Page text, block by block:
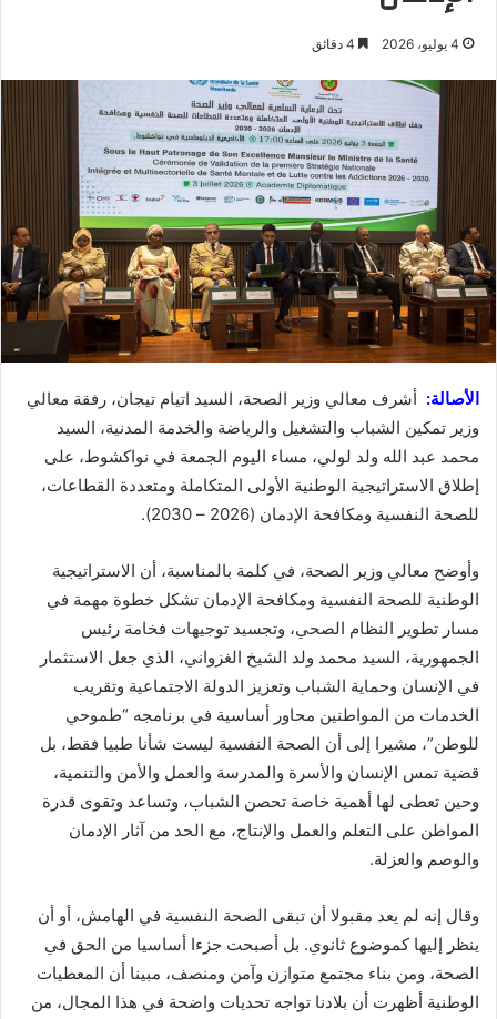
4 يوليو، 2026
الأصالة: أشرف معالي وزير الصحة، السيد اتيام تيجان، رفقة معالي
وزير تمكين الشباب والتشغيل والرياضة والخدمة المدنية، السيد
محمد عبد الله ولد لولي، مساء اليوم الجمعة في نواكشوط، على
إطلاق الاستراتيجية الوطنية الأولى المتكاملة ومتعددة القطاعات،
للصحة النفسية ومكافحة الإدمان (2026 – 2030).
وأوضح معالي وزير الصحة، في كلمة بالمناسبة، أن الاستراتيجية
الوطنية للصحة النفسية ومكافحة الإدمان تشكل خطوة مهمة في
مسار تطوير النظام الصحي، وتجسيد توجيهات فخامة رئيس
الجمهورية، السيد محمد ولد الشيخ الغزواني، الذي جعل الاستثمار
في الإنسان وحماية الشباب وتعزيز الدولة الاجتماعية وتقريب
الخدمات من المواطنين محاور أساسية في برنامجه “طموحي
للوطن”، مشيرا إلى أن الصحة النفسية ليست شأنا طبيا فقط، بل
قضية تمس الإنسان والأسرة والمدرسة والعمل والأمن والتنمية،
وحين تعطى لها أهمية خاصة تحصن الشباب، وتساعد وتقوى قدرة
المواطن على التعلم والعمل والإنتاج، مع الحد من آثار الإدمان
والوصم والعزلة.
وقال إنه لم يعد مقبولا أن تبقى الصحة النفسية في الهامش، أو أن
ينظر إليها كموضوع ثانوي. بل أصبحت جزءا أساسيا من الحق في
الصحة، ومن بناء مجتمع متوازن وآمن ومنصف، مبينا أن المعطيات
الوطنية أظهرت أن بلادنا تواجه تحديات واضحة في هذا المجال، من